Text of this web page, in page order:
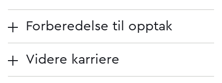
Forberedelse til opptak
Videre karriere